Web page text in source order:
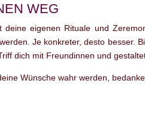
WEG
deine eigenen Rituale und
Je konkreter, desto besser.
dich mit Freundinnen und
Wünsche wahr werden, bedanke